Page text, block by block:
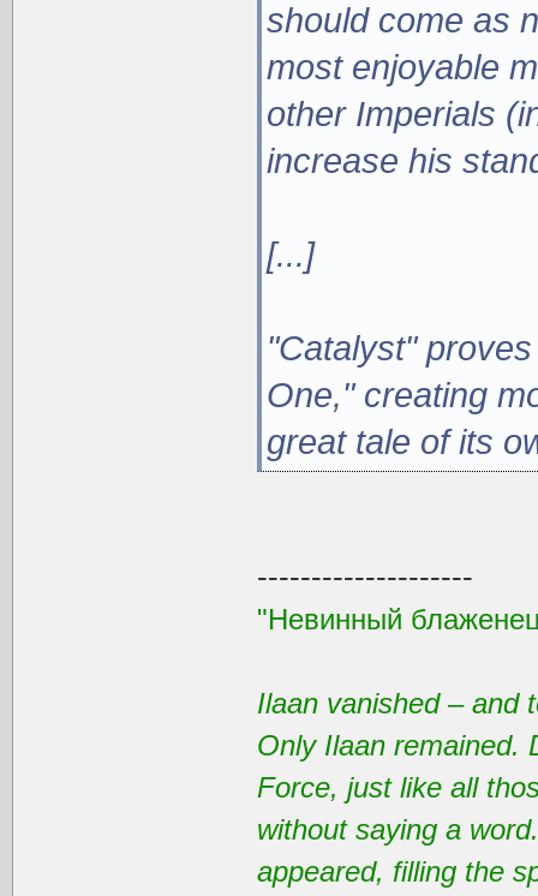
should come as
most enjoyable
other Imperials
increase his
[...]
"Catalyst"
One," creating
great tale of its
--------------------
"Невинный
Ilaan vanished – and
Only Ilaan remained.
Force, just like all
without saying a
appeared, filling the